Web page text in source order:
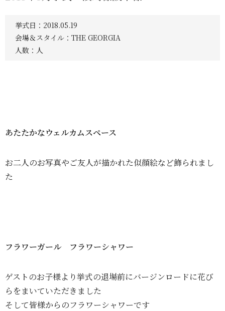
挙式日：2018.05.19
会場＆スタイル：THE GEORGIA
人数：人
あたたかなウェルカムスペース
お二人のお写真やご友人が描かれた似顔絵など飾られまし
た
フラワーガール フラワーシャワー
ゲストのお子様より挙式の退場前にバージンロードに花び
らをまいていただきました
そして皆様からのフラワーシャワーです